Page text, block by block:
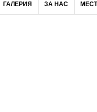
ГАЛЕРИЯ ЗА НАС